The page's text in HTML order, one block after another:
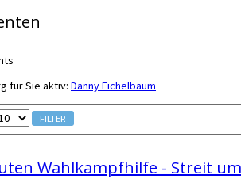
für Sie aktiv: Danny Eichelbaum
FILTER
Wahlkampfhilfe - Streit